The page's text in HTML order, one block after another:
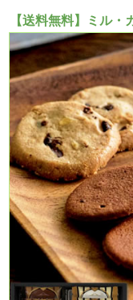
【送料無料】ミル